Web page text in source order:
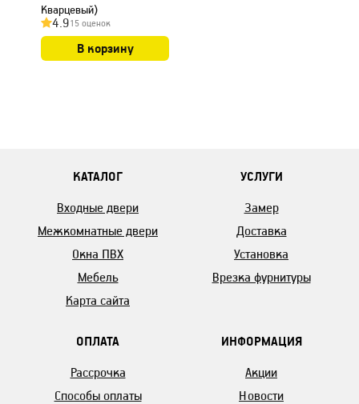
Кварцевый)
4.915 оценок
В корзину
КАТАЛОГ
Входные двери
Межкомнатные двери
Окна ПВХ
Мебель
Карта сайта
УСЛУГИ
Замер
Доставка
Установка
Врезка фурнитуры
ОПЛАТА
Рассрочка
Способы оплаты
ИНФОРМАЦИЯ
Акции
Новости